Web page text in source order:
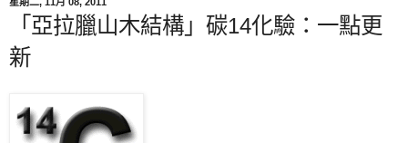
「亞拉臘山木結構」碳14化驗：一點更
新